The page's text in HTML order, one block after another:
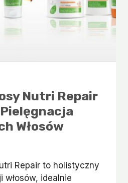
Nutri Repair
Włosów
Repair to holistyczny
idealnie